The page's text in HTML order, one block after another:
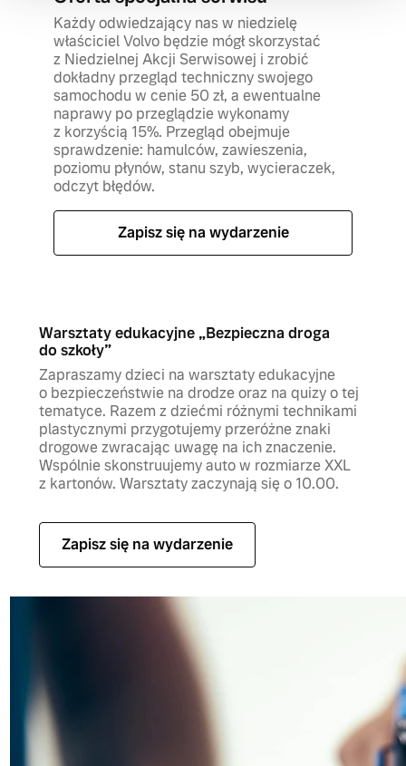
Każdy odwiedzający nas w niedzielę
właściciel Volvo będzie mógł skorzystać
z Niedzielnej Akcji Serwisowej i zrobić
dokładny przegląd techniczny swojego
samochodu w cenie 50 zł, a ewentualne
naprawy po przeglądzie wykonamy
z korzyścią 15%. Przegląd obejmuje
sprawdzenie: hamulców, zawieszenia,
poziomu płynów, stanu szyb, wycieraczek,
odczyt błędów.
Zapisz się na wydarzenie
Warsztaty edukacyjne „Bezpieczna droga
do szkoły”
Zapraszamy dzieci na warsztaty edukacyjne
o bezpieczeństwie na drodze oraz na quizy o tej
tematyce. Razem z dziećmi różnymi technikami
plastycznymi przygotujemy przeróżne znaki
drogowe zwracając uwagę na ich znaczenie.
Wspólnie skonstruujemy auto w rozmiarze XXL
z kartonów. Warsztaty zaczynają się o 10.00.
Zapisz się na wydarzenie